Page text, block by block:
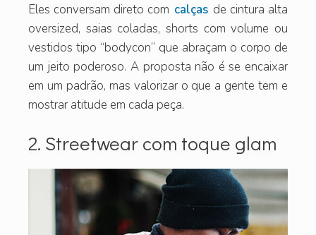
Eles conversam direto com calças de cintura alta
oversized, saias coladas, shorts com volume ou
vestidos tipo “bodycon” que abraçam o corpo de
um jeito poderoso. A proposta não é se encaixar
em um padrão, mas valorizar o que a gente tem e
mostrar atitude em cada peça.
2. Streetwear com toque glam